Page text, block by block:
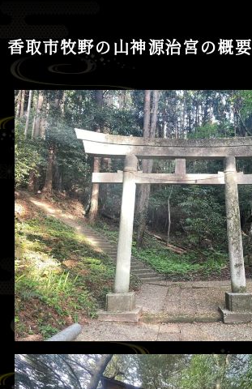
香取市牧野の山神源治宮の概要